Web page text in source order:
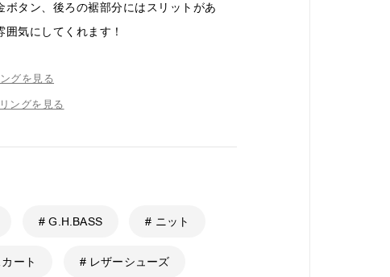
ボタン、後ろの裾部分にはスリットがあ
気にしてくれます！
グを見る
ングを見る
# G.H.BASS # ニット
ート # レザーシューズ